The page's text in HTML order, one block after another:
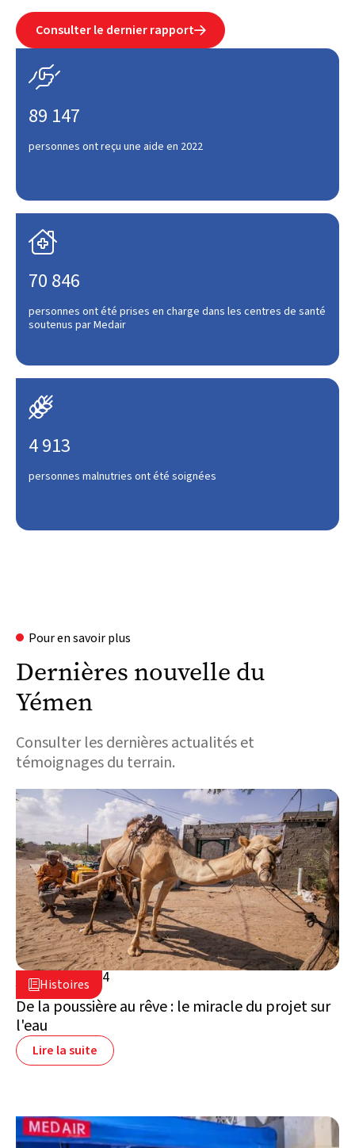
Consulter le dernier rapport

89 147
personnes ont reçu une aide en 2022

70 846
personnes ont été prises en charge dans les centres de santé
soutenus par Medair

4 913
personnes malnutries ont été soignées
Pour en savoir plus
Dernières nouvelle du
Yémen
Consulter les dernières actualités et
témoignages du terrain.
Histoires
29 juillet 2024
Yémen
De la poussière au rêve : le miracle du projet sur
l'eau
Lire la suite